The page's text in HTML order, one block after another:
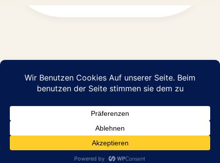
© 2026 Abraham Pflege GmbH